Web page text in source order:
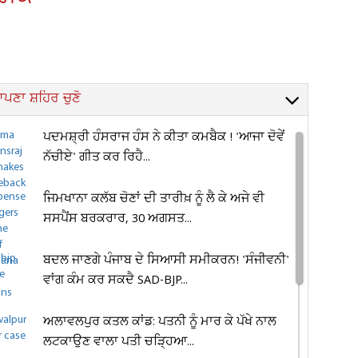
ਸ਼ਹਿਰ ਚੁਣੋ
ਪਦਮਸ਼੍ਰੀ ਹੰਸਰਾਜ ਹੰਸ ਨੇ ਕੀਤਾ ਕਮਬੈਕ ! 'ਆਜਾ ਦੋਵੇਂ
ਨੱਚੀਏ' ਗੀਤ ਕਰ ਰਿਹੈ...
ਜਿਮਖਾਨਾ ਕਲੱਬ ਚੋਣਾਂ ਦੀ ਤਾਰੀਖ਼ ਨੂੰ ਲੈ ਕੇ ਅਜੇ ਵੀ
ਸਸਪੈਂਸ ਬਰਕਰਾਰ, 30 ਅਗਸਤ...
ਬਦਲ ਜਾਣਗੇ ਪੰਜਾਬ ਦੇ ਸਿਆਸੀ ਸਮੀਕਰਨ! 'ਸੰਜੀਵਨੀ'
ਵਾਂਗ ਕੰਮ ਕਰ ਸਕਦੈ SAD-BJP...
ਅਲਾਵਲਪੁਰ ਕਤਲ ਕਾਂਡ: ਪਤਨੀ ਨੂੰ ਮਾਰ ਕੇ ਪੱਖੇ ਨਾਲ
ਲਟਕਾਉਣ ਵਾਲਾ ਪਤੀ ਚੜ੍ਹਿਆ...